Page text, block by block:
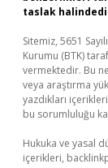
taslak
Sitemiz, 5651
Kurumu (BTK)
vermektedir. Bu
veya araştırma
yazdıkları
bu sorumluluğu
Hukuka ve yasal
içerikleri,